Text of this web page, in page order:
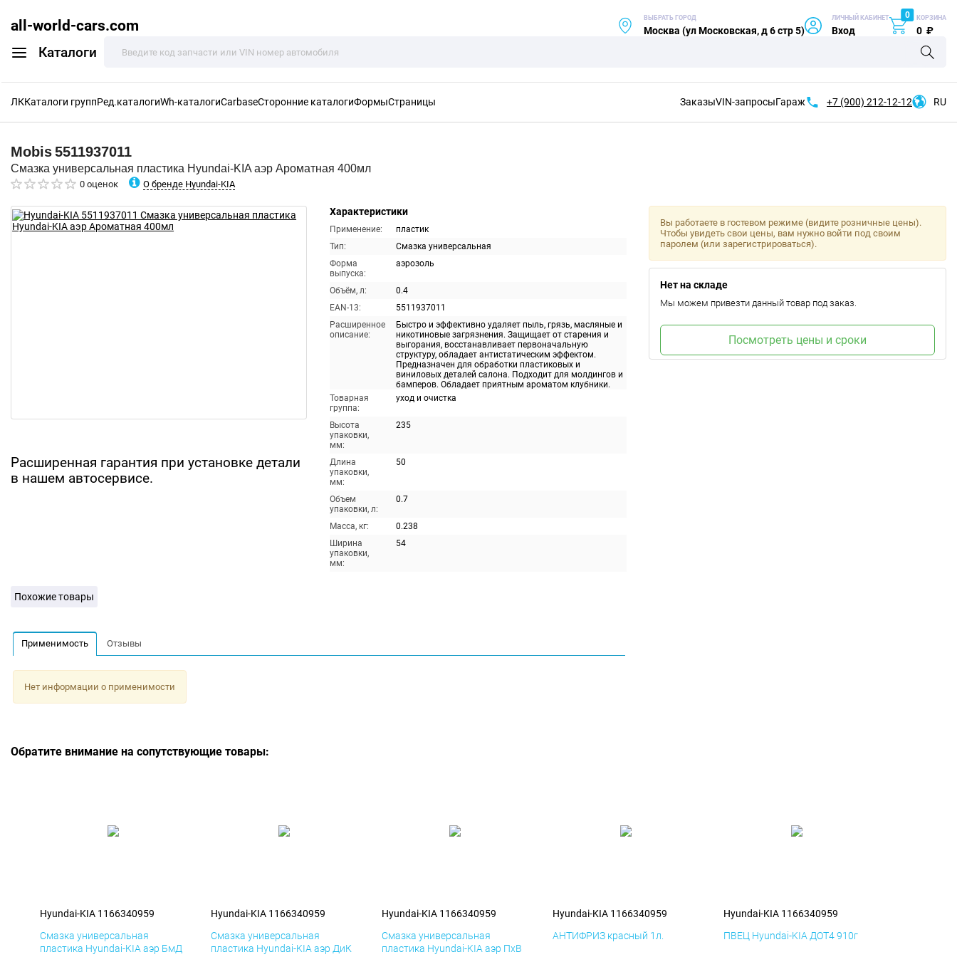
all-world-cars.com
Каталоги
ВЫБРАТЬ ГОРОД
Москва (ул Московская, д 6 стр 5)
ЛИЧНЫЙ КАБИНЕТ
Вход
0 КОРЗИНА
0 ₽
ЛККаталоги группРед.каталогиWh-каталогиCarbaseСторонние каталогиФормыСтраницы ЗаказыVIN-запросыГараж +7 (900) 212-12-12 RU
Mobis5511937011
Смазка универсальная пластика Hyundai-KIA аэр Ароматная 400мл
0 оценок О бренде Hyundai-KIA
Расширенная гарантия при установке детали
в нашем автосервисе.
Характеристики
Применение:
пластик
Тип:
Смазка универсальная
Форма
выпуска:
аэрозоль
Объём, л:
0.4
EAN-13:
5511937011
Расширенное
описание:
Быстро и эффективно удаляет пыль, грязь, масляные и
никотиновые загрязнения. Защищает от старения и
выгорания, восстанавливает первоначальную
структуру, обладает антистатическим эффектом.
Предназначен для обработки пластиковых и
виниловых деталей салона. Подходит для молдингов и
бамперов. Обладает приятным ароматом клубники.
Товарная
группа:
уход и очистка
Высота
упаковки,
мм:
235
Длина
упаковки,
мм:
50
Объем
упаковки, л:
0.7
Масса, кг:
0.238
Ширина
упаковки,
мм:
54
Вы работаете в гостевом режиме (видите розничные цены).
Чтобы увидеть свои цены, вам нужно войти под своим
паролем (или зарегистрироваться).
Нет на складе
Мы можем привезти данный товар под заказ.
Посмотреть цены и сроки
Похожие товары
Применимость Отзывы
Нет информации о применимости
Обратите внимание на сопутствующие товары:
Hyundai-KIA 1166340959
Смазка универсальная
пластика Hyundai-KIA аэр БмД
Hyundai-KIA 1166340959
Смазка универсальная
пластика Hyundai-KIA аэр ДиК
Hyundai-KIA 1166340959
Смазка универсальная
пластика Hyundai-KIA аэр ПхВ
Hyundai-KIA 1166340959
АНТИФРИЗ красный 1л.
Hyundai-KIA 1166340959
ПВЕЦ Hyundai-KIA ДОТ4 910г